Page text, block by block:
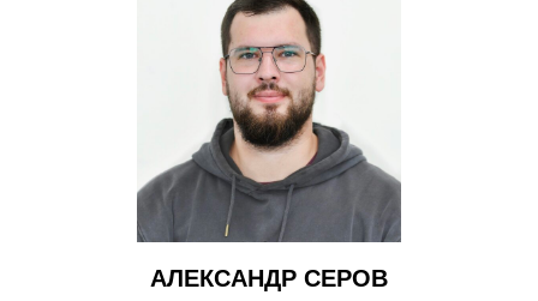
АЛЕКСАНДР СЕРОВ